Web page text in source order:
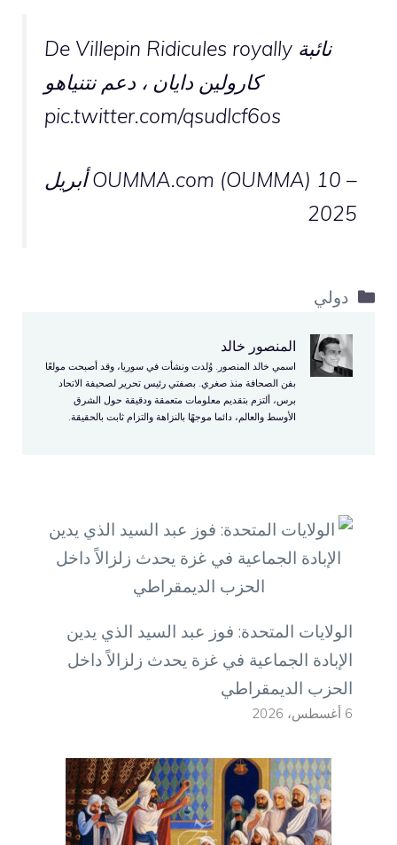
De Villepin Ridicules royally نائبة
كارولين دايان ، دعم نتنياهو
pic.twitter.com/qsudlcf6os
– OUMMA.com (OUMMA)
10 أبريل
2025
التصنيفات
دولي
المنصور خالد
اسمي خالد المنصور. وُلدت ونشأت في سوريا، وقد أصبحت مولعًا
بفن الصحافة منذ صغري. بصفتي رئيس تحرير لصحيفة الاتحاد
برس، ألتزم بتقديم معلومات متعمقة ودقيقة حول الشرق
الأوسط والعالم، دائما موجهًا بالنزاهة والتزام ثابت بالحقيقة.
الولايات المتحدة: فوز عبد السيد الذي يدين
الإبادة الجماعية في غزة يحدث زلزالاً داخل
الحزب الديمقراطي
6 أغسطس، 2026